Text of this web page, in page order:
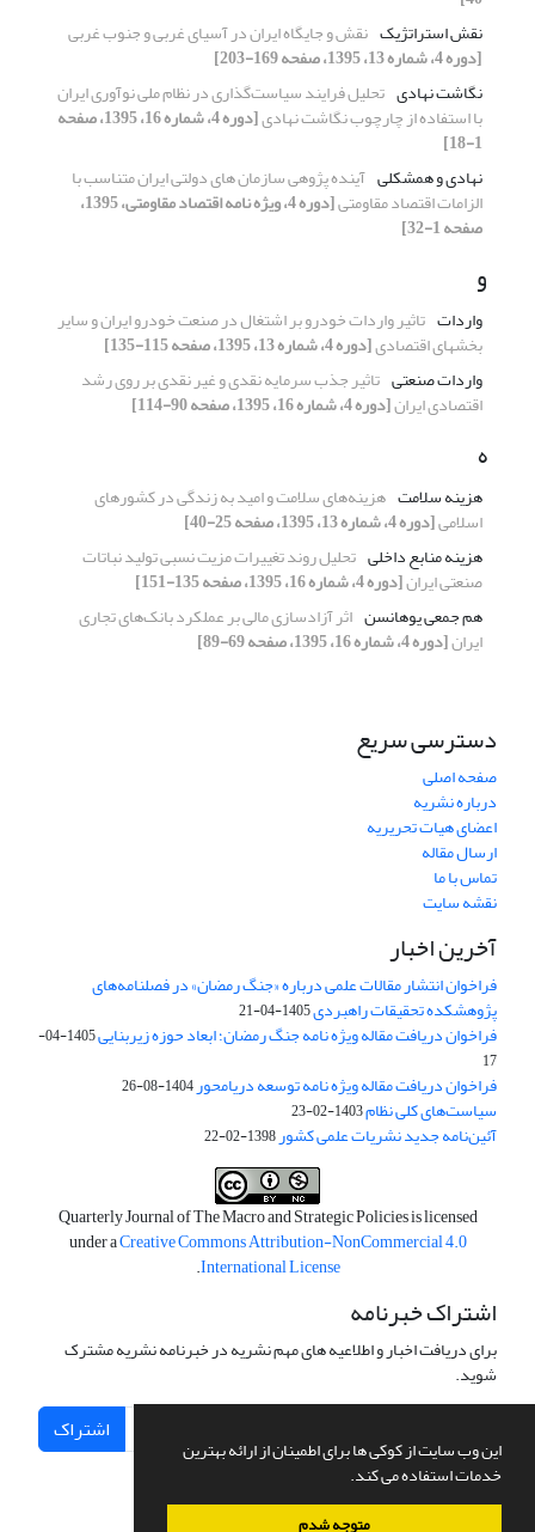
این وب سایت از کوکی ها برای اطمینان از ارائه بهترین
خدمات استفاده می کند.
متوجه شدم
نقش استراتژیک نقش و جایگاه ایران در آسیای غربی و جنوب غربی
[دوره 4، شماره 13، 1395، صفحه 169-203]
نگاشت نهادی تحلیل فرایند سیاست‌گذاری در نظام ملی نوآوری ایران
با استفاده از چارچوب نگاشت نهادی [دوره 4، شماره 16، 1395، صفحه
1-18]
نهادی و همشکلی آینده پژوهی سازمان های دولتی ایران متناسب با
الزامات اقتصاد مقاومتی [دوره 4، ویژه نامه اقتصاد مقاومتی، 1395،
صفحه 1-32]
و
واردات تاثیر واردات خودرو بر اشتغال در صنعت خودرو ایران و سایر
بخشهای اقتصادی[دوره 4، شماره 13، 1395، صفحه 115-135]
واردات صنعتی تاثیر جذب سرمایه نقدی و غیر نقدی بر روی رشد
اقتصادی ایران[دوره 4، شماره 16، 1395، صفحه 90-114]
ه
هزینه سلامت هزینه‌های سلامت و امید به زندگی در کشورهای
اسلامی[دوره 4، شماره 13، 1395، صفحه 25-40]
هزینه منابع داخلی تحلیل روند تغییرات مزیت نسبی تولید نباتات
صنعتی ایران[دوره 4، شماره 16، 1395، صفحه 135-151]
هم جمعی یوهانسن اثر آزادسازی مالی بر عملکرد بانک‌های تجاری
ایران[دوره 4، شماره 16، 1395، صفحه 69-89]
دسترسی سریع
صفحه اصلی
درباره نشریه
اعضای هیات تحریریه
ارسال مقاله
تماس با ما
نقشه سایت
آخرین اخبار
فراخوان انتشار مقالات علمی درباره «جنگ رمضان» در فصلنامه‌های
پژوهشکده تحقیقات راهبردی1405-04-21
فراخوان دریافت مقاله ویژه نامه جنگ رمضان؛ ابعاد حوزه زیربنایی
1405-04-
17
فراخوان دریافت مقاله ویژه نامه توسعه دریامحور1404-08-26
سیاست‌های کلی نظام1403-02-23
آئین‌نامه جدید نشریات علمی کشور1398-02-22
Quarterly Journal of The Macro and Strategic Policies is licensed
under aCreative Commons Attribution-NonCommercial 4.0
International License
.
اشتراک خبرنامه
برای دریافت اخبار و اطلاعیه های مهم نشریه در خبرنامه نشریه مشترک
شوید.
اشتراک